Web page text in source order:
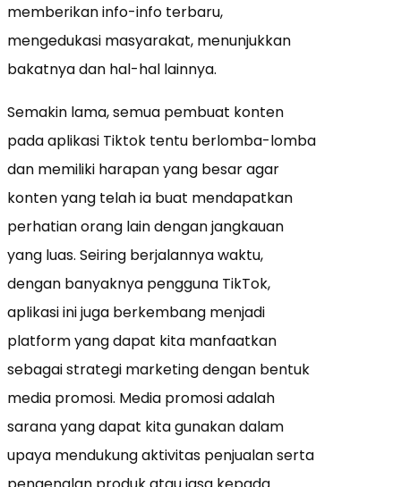
memberikan info-info terbaru,
mengedukasi masyarakat, menunjukkan
bakatnya dan hal-hal lainnya.
Semakin lama, semua pembuat konten
pada aplikasi Tiktok tentu berlomba-lomba
dan memiliki harapan yang besar agar
konten yang telah ia buat mendapatkan
perhatian orang lain dengan jangkauan
yang luas. Seiring berjalannya waktu,
dengan banyaknya pengguna TikTok,
aplikasi ini juga berkembang menjadi
platform yang dapat kita manfaatkan
sebagai strategi marketing dengan bentuk
media promosi. Media promosi adalah
sarana yang dapat kita gunakan dalam
upaya mendukung aktivitas penjualan serta